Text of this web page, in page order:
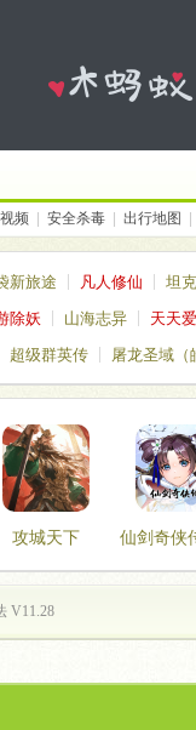
频 安全杀毒 出行地图
新旅途 凡人修仙
坦
除妖 山海志异
天天
超级群英传
屠龙圣域（
攻城天下
仙剑奇侠
V11.28